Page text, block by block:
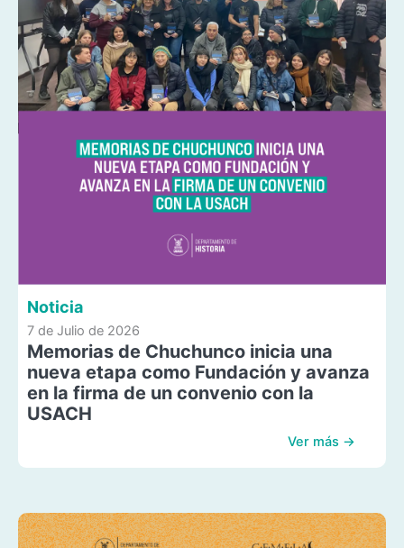
Noticia
7 de Julio de 2026
Memorias de Chuchunco inicia una
nueva etapa como Fundación y avanza
en la firma de un convenio con la
USACH
Ver más →